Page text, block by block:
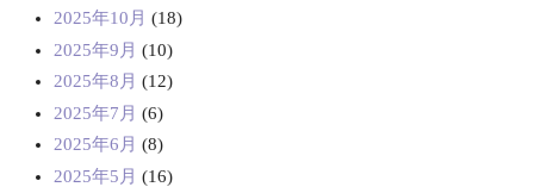
2025年10月 (18)
2025年9月 (10)
2025年8月 (12)
2025年7月 (6)
2025年6月 (8)
2025年5月 (16)